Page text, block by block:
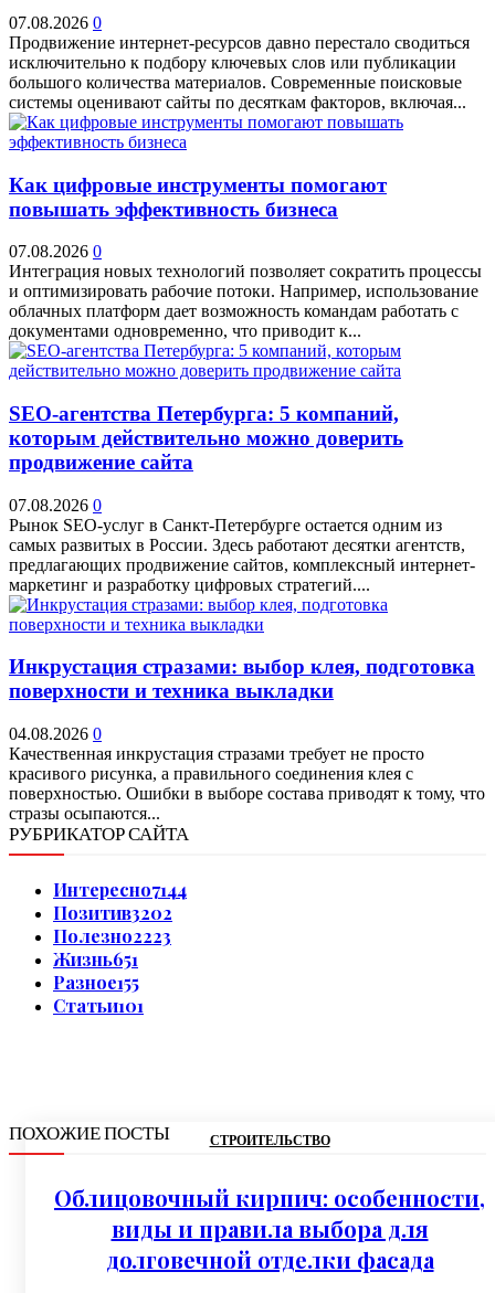
07.08.2026 0
Продвижение интернет-ресурсов давно перестало сводиться
исключительно к подбору ключевых слов или публикации
большого количества материалов. Современные поисковые
системы оценивают сайты по десяткам факторов, включая...
Как цифровые инструменты помогают
повышать эффективность бизнеса
07.08.2026 0
Интеграция новых технологий позволяет сократить процессы
и оптимизировать рабочие потоки. Например, использование
облачных платформ дает возможность командам работать с
документами одновременно, что приводит к...
SEO-агентства Петербурга: 5 компаний,
которым действительно можно доверить
продвижение сайта
07.08.2026 0
Рынок SEO-услуг в Санкт-Петербурге остается одним из
самых развитых в России. Здесь работают десятки агентств,
предлагающих продвижение сайтов, комплексный интернет-
маркетинг и разработку цифровых стратегий....
Инкрустация стразами: выбор клея, подготовка
поверхности и техника выкладки
04.08.2026 0
Качественная инкрустация стразами требует не просто
красивого рисунка, а правильного соединения клея с
поверхностью. Ошибки в выборе состава приводят к тому, что
стразы осыпаются...
РУБРИКАТОР САЙТА
Интересно7144
Позитив3202
Полезно2223
Жизнь651
Разное155
Статьи101
ПОХОЖИЕ ПОСТЫ СТРОИТЕЛЬСТВО
Облицовочный кирпич: особенности,
виды и правила выбора для
долговечной отделки фасада